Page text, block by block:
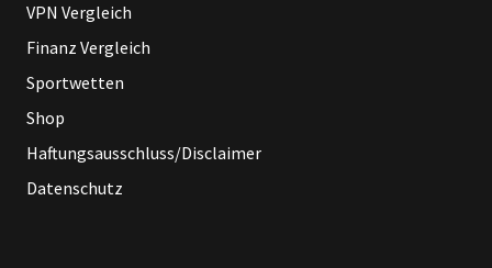
VPN Vergleich
Finanz Vergleich
Sportwetten
Shop
Haftungsausschluss/Disclaimer
Datenschutz